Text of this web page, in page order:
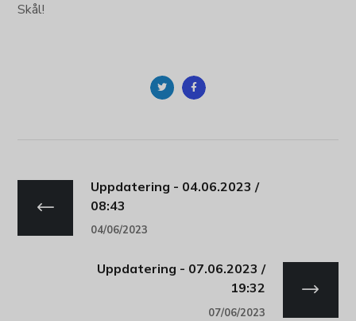
Skål!
Uppdatering - 04.06.2023 /
08:43
04/06/2023
Uppdatering - 07.06.2023 /
19:32
07/06/2023